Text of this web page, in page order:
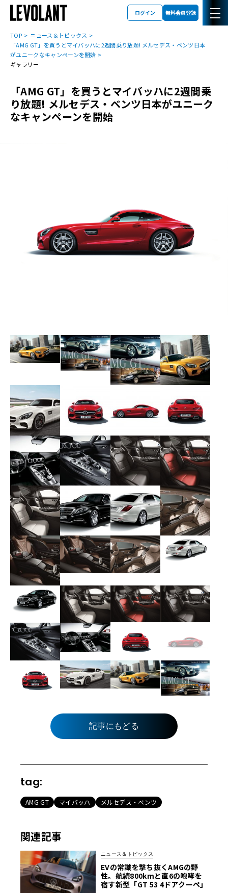
ログイン 無料会員登録
TOP
ニュース＆トピックス
「AMG GT」を買うとマイバッハに2週間乗り放題! メルセデス・ベンツ日本
がユニークなキャンペーンを開始
ギャラリー
「AMG GT」を買うとマイバッハに2週間乗
り放題! メルセデス・ベンツ日本がユニーク
なキャンペーンを開始
記事にもどる
tag:
AMG GT マイバッハ メルセデス・ベンツ
関連記事
ニュース＆トピックス
EVの常識を撃ち抜くAMGの野
性。航続800kmと直6の咆哮を
宿す新型「GT 53 4ドアクーペ」